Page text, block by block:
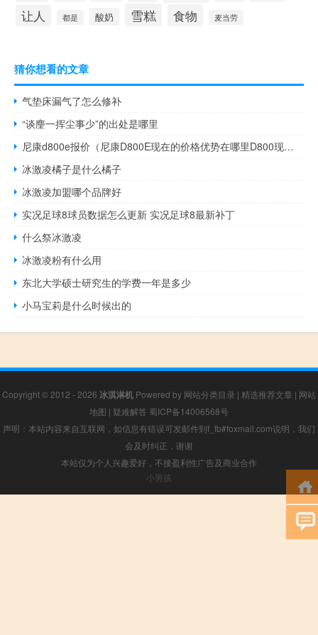
让人 都是 酸奶 雪糕 食物 麦当劳
猜你想看的文章
气垫床漏气了怎么修补
“谈麈一挥尘事少”的出处是哪里
尼康d800e报价（尼康D800E现在的价格优势在哪里D800现在入手和5D3性价比较高）
冰激凌橘子是什么橘子
冰激凌加盟哪个品牌好
实况足球8球员数据怎么更新 实况足球8最新补丁
什么祭冰激凌
冰激凌粉有什么用
东北大学硕士研究生的学费一年是多少
小马宝莉是什么时候出的
Copyright © 2012 - 2026 冰淇淋机 Powered by 网站分类目录 | 精选推荐文章 | 网站
地图 | 疑难解答 蜀ICP备14006568号
声明：本站内容来自互联网，如信息有错误可发邮件到f_fb#foxmail.com说明，我们
会及时纠正，谢谢
本站仅为个人兴趣爱好，不接盈利性广告及商业合作
小男孩